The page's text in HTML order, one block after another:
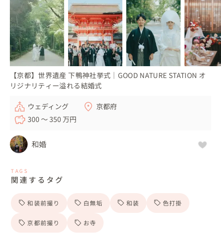
【京都】世界遺産 下鴨神社挙式｜GOOD NATURE STATION オ
リジナリティー溢れる結婚式
ウェディング
京都府
300 〜 350 万円
和婚
TAGS
関連するタグ
和装前撮り 白無垢 和装 色打掛
京都前撮り お寺